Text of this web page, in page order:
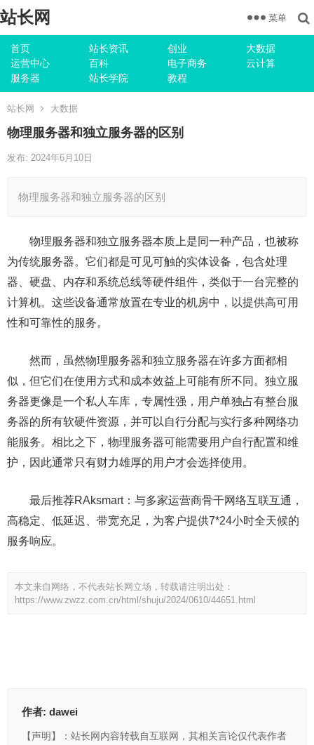
站长网
首页 站长资讯 创业
大数据
运营中心
百科 电子商务
云计算
服务器
站长学院 教程
菜单
站长网 大数据
物理服务器和独立服务器的区别
发布: 2024年6月10日
物理服务器和独立服务器的区别
物理服务器和独立服务器本质上是同一种产品，也被称
为传统服务器。它们都是可见可触的实体设备，包含处理
器、硬盘、内存和系统总线等硬件组件，类似于一台完整的
计算机。这些设备通常放置在专业的机房中，以提供高可用
性和可靠性的服务。
然而，虽然物理服务器和独立服务器在许多方面都相
似，但它们在使用方式和成本效益上可能有所不同。独立服
务器更像是一个私人车库，专属性强，用户单独占有整台服
务器的所有软硬件资源，并可以自行分配与实行多种网络功
能服务。相比之下，物理服务器可能需要用户自行配置和维
护，因此通常只有财力雄厚的用户才会选择使用。
最后推荐RAksmart：与多家运营商骨干网络互联互通，
高稳定、低延迟、带宽充足，为客户提供7*24小时全天候的
服务响应。
本文来自网络，不代表站长网立场，转载请注明出处：
https://www.zwzz.com.cn/html/shuju/2024/0610/44651.html
作者: dawei
【声明】：站长网内容转载自互联网，其相关言论仅代表作者